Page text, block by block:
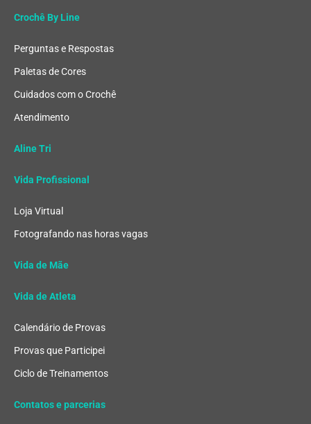
Crochê By Line
Perguntas e Respostas
Paletas de Cores
Cuidados com o Crochê
Atendimento
Aline Tri
Vida Profissional
Loja Virtual
Fotografando nas horas vagas
Vida de Mãe
Vida de Atleta
Calendário de Provas
Provas que Participei
Ciclo de Treinamentos
Contatos e parcerias